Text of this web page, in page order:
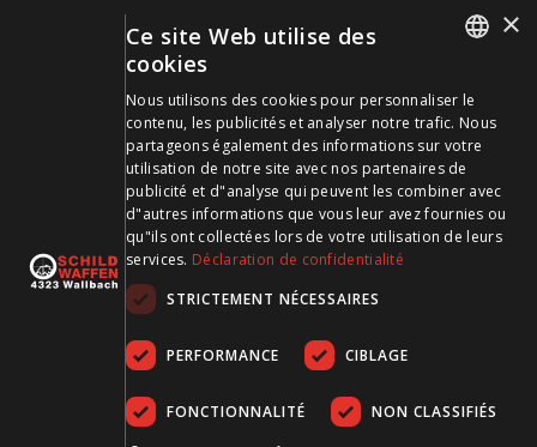
Mode de paiement
Visitez-nous sur les médias sociaux et restez à jour !
FRENCH
×
Ce site Web utilise des
cookies
Nous utilisons des cookies pour personnaliser le
contenu, les publicités et analyser notre trafic. Nous
partageons également des informations sur votre
utilisation de notre site avec nos partenaires de
publicité et d"analyse qui peuvent les combiner avec
d"autres informations que vous leur avez fournies ou
qu"ils ont collectées lors de votre utilisation de leurs
services. Déclaration de confidentialité
STRICTEMENT NÉCESSAIRES
PERFORMANCE CIBLAGE
FONCTIONNALITÉ NON CLASSIFIÉS